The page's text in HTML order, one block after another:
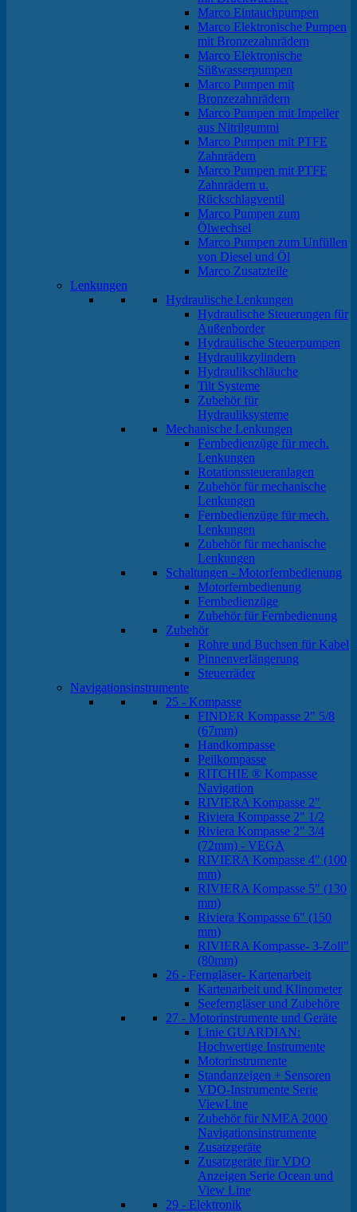
Marco Eintauchpumpen
Marco Elektronische Pumpen
mit Bronzezahnrädern
Marco Elektronische
Süßwasserpumpen
Marco Pumpen mit
Bronzezahnrädern
Marco Pumpen mit Impeller
aus Nitrilgummi
Marco Pumpen mit PTFE
Zahnrädern
Marco Pumpen mit PTFE
Zahnrädern u.
Rückschlagventil
Marco Pumpen zum
Ölwechsel
Marco Pumpen zum Unfüllen
von Diesel und Öl
Marco Zusatzteile
Lenkungen
Hydraulische Lenkungen
Hydraulische Steuerungen für
Außenborder
Hydraulische Steuerpumpen
Hydraulikzylindern
Hydraulikschläuche
Tilt Systeme
Zubehör für
Hydrauliksysteme
Mechanische Lenkungen
Fernbedienzüge für mech.
Lenkungen
Rotationssteueranlagen
Zubehör für mechanische
Lenkungen
Fernbedienzüge für mech.
Lenkungen
Zubehör für mechanische
Lenkungen
Schaltungen - Motorfernbedienung
Motorfernbedienung
Fernbedienzüge
Zubehör für Fernbedienung
Zubehör
Rohre und Buchsen für Kabel
Pinnenverlängerung
Steuerräder
Navigationsinstrumente
25 - Kompasse
FINDER Kompasse 2" 5/8
(67mm)
Handkompasse
Peilkompasse
RITCHIE ® Kompasse
Navigation
RIVIERA Kompasse 2"
Riviera Kompasse 2" 1/2
Riviera Kompasse 2" 3/4
(72mm) - VEGA
RIVIERA Kompasse 4" (100
mm)
RIVIERA Kompasse 5" (130
mm)
Riviera Kompasse 6" (150
mm)
RIVIERA Kompasse- 3-Zoll"
(80mm)
26 - Ferngläser- Kartenarbeit
Kartenarbeit und Klinometer
Seeferngläser und Zubehöre
27 - Motorinstrumente und Geräte
Linie GUARDIAN:
Hochwertige Instrumente
Motorinstrumente
Standanzeigen + Sensoren
VDO-Instrumente Serie
ViewLine
Zubehör für NMEA 2000
Navigationsinstrumente
Zusatzgeräte
Zusatzgeräte für VDO
Anzeigen Serie Ocean und
View Line
29 - Elektronik